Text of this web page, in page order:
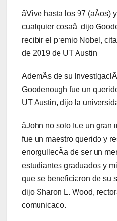
âVive hasta los 97 (aÃos)
cualquier cosaâ, dijo
recibir el premio Nobel,
de 2019 de UT Austin.
AdemÃs de su
Goodenough fue un
UT Austin, dijo la
âJohn no solo fue un gran
fue un maestro querido y
enorgullecÃa de ser un
estudiantes graduados y
que se beneficiaron de su
dijo Sharon L. Wood,
comunicado.